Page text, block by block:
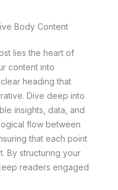
Body Content
lies the heart of
content into
heading that
Dive deep into
insights, data, and
flow between
that each point
By structuring your
readers engaged